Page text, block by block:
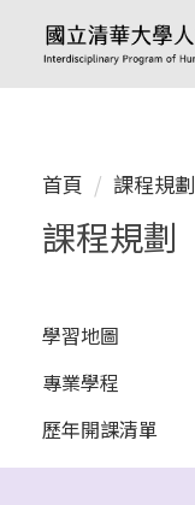
主
首頁 課程規劃
課程規劃
學習地圖
專業學程
歷年開課清單